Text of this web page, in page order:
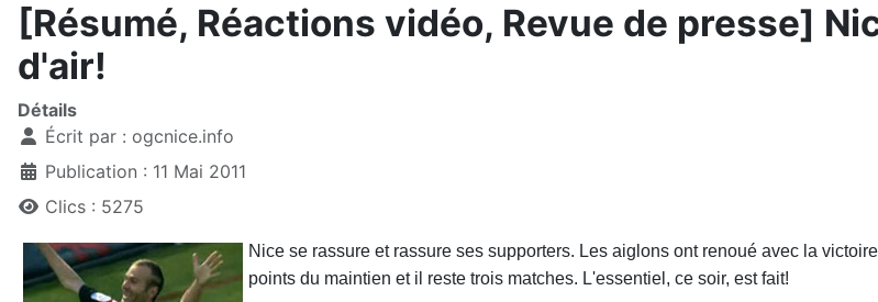
[Résumé, Réactions vidéo, Revue de presse]
d'air!
Détails
Écrit par : ogcnice.info
Publication : 11 Mai 2011
Clics : 5275
Nice se rassure et rassure ses supporters. Les aiglons ont renoué avec la
points du maintien et il reste trois matches. L'essentiel, ce soir, est fait!